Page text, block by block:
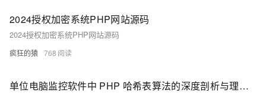
2024授权加密系统PHP网站源码
2024授权加密系统PHP网站源码
疯狂的猿 768
单位电脑监控软件中 PHP 哈希表算法的深度剖析与理论探究